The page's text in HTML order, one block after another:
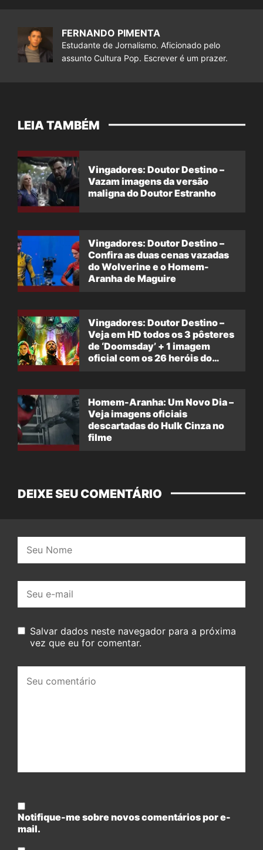
FERNANDO PIMENTA
Estudante de Jornalismo. Aficionado pelo
assunto Cultura Pop. Escrever é um prazer.
LEIA TAMBÉM
Vingadores: Doutor Destino –
Vazam imagens da versão
maligna do Doutor Estranho
Vingadores: Doutor Destino –
Confira as duas cenas vazadas
do Wolverine e o Homem-
Aranha de Maguire
Vingadores: Doutor Destino –
Veja em HD todos os 3 pôsteres
de ‘Doomsday’ + 1 imagem
oficial com os 26 heróis do
Homem-Aranha: Um Novo Dia –
Veja imagens oficiais
descartadas do Hulk Cinza no
filme
DEIXE SEU COMENTÁRIO
mail:
Salvar dados neste navegador para a próxima
vez que eu for comentar.
comentário:
Notifique-me sobre novos comentários por e-
mail.